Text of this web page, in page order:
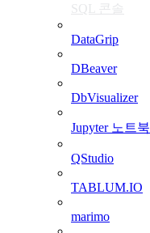
SQL 콘솔
DataGrip
DBeaver
DbVisualizer
Jupyter 노트북
QStudio
TABLUM.IO
marimo